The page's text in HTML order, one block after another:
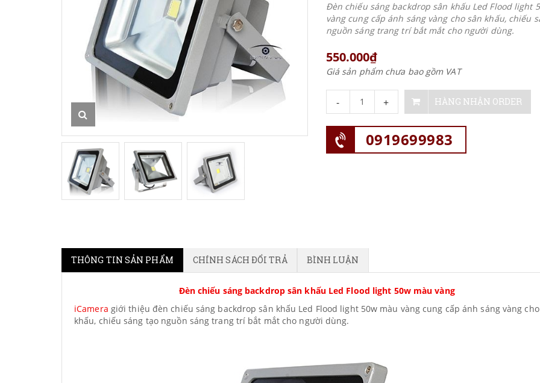
Đèn chiếu sáng backdrop sân khấu Led Flood light
vàng cung cấp ánh sáng vàng cho sân khấu, chiếu
nguồn sáng trang trí bắt mắt cho người dùng.
550.000₫
Giá sản phẩm chưa bao gồm VAT
- + HÀNG NHẬN ORDER
0919699983
THÔNG TIN SẢN PHẨM CHÍNH SÁCH ĐỔI TRẢ BÌNH LUẬN
Đèn chiếu sáng backdrop sân khấu Led Flood light 50w màu vàng
iCamera giới thiệu đèn chiếu sáng backdrop sân khấu Led Flood light 50w màu vàng cung cấp ánh sáng vàng
khấu, chiếu sáng tạo nguồn sáng trang trí bắt mắt cho người dùng.